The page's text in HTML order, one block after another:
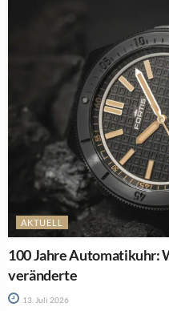
AKTUELL
100 Jahre Automatikuhr:
veränderte
13. Juli 2026